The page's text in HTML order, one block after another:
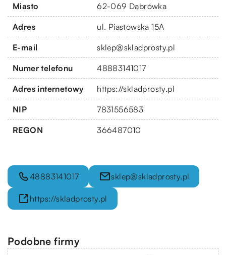
Miasto 62-069 Dąbrówka
Adres ul. Piastowska 15A
E-mail sklep@skladprosty.pl
Numer telefonu 48883141017
Adres internetowy https://skladprosty.pl
NIP 7831556583
REGON 366487010
48883141017 sklep@skladprosty.pl
https://skladprosty.pl
Podobne firmy